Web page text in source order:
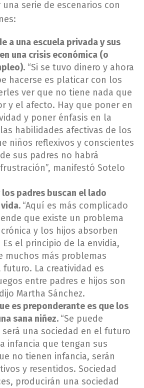
serie de escenarios con
a una escuela privada y sus
una crisis económica (o
“Si se tuvo dinero y ahora
hacerse es platicar con los
ver que no tiene nada que
y el afecto. Hay que poner en
y poner énfasis en la
habilidades afectivas de los
niños reflexivos y conscientes
sus padres no habrá
manifestó Sotelo
los padres buscan el lado
“Aquí es más complicado
que existe un problema
y los hijos absorben
Es el principio de la envidia,
muchos más problemas
futuro. La creatividad es
entre padres e hijos son
Martha Sánchez.
es preponderante es que los
sana niñez. “Se puede
será una sociedad en el futuro
infancia que tengan sus
no tienen infancia, serán
y resentidos. Sociedad
producirán una sociedad